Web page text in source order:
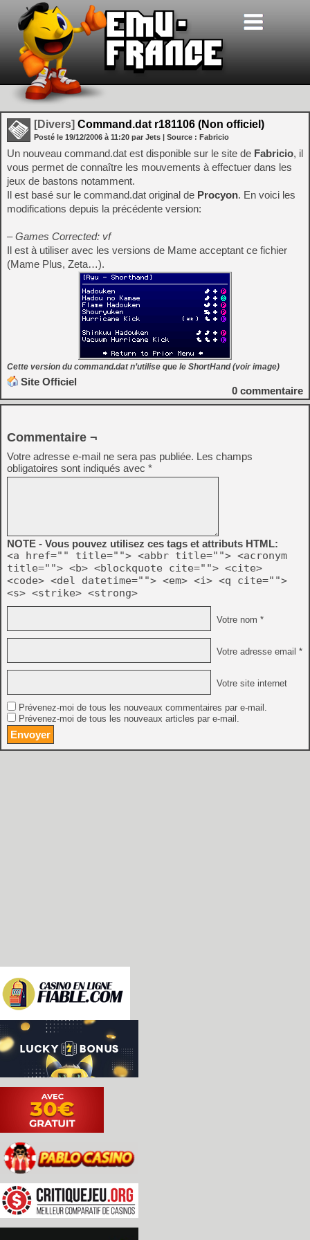
[Divers] Command.dat r181106 (Non officiel)
Posté le 19/12/2006 à 11:20 par Jets | Source : Fabricio
Un nouveau command.dat est disponible sur le site de Fabricio, il
vous permet de connaître les mouvements à effectuer dans les
jeux de bastons notamment.
Il est basé sur le command.dat original de Procyon. En voici les
modifications depuis la précédente version:
– Games Corrected: vf
Il est à utiliser avec les versions de Mame acceptant ce fichier
(Mame Plus, Zeta…).
Cette version du command.dat n’utilise que le ShortHand (voir image)
Site Officiel
0 commentaire
Commentaire ¬
Votre adresse e-mail ne sera pas publiée. Les champs
obligatoires sont indiqués avec *
NOTE - Vous pouvez utilisez ces tags et attributs HTML:
<a href="" title=""> <abbr title=""> <acronym
title=""> <b> <blockquote cite=""> <cite>
<code> <del datetime=""> <em> <i> <q cite="">
<s> <strike> <strong>
Votre nom *
Votre adresse email *
Votre site internet
Prévenez-moi de tous les nouveaux commentaires par e-mail.
Prévenez-moi de tous les nouveaux articles par e-mail.